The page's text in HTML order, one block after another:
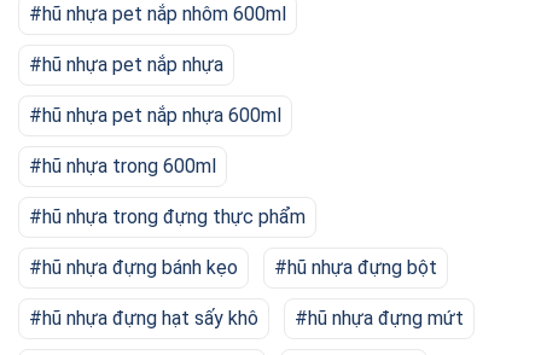
hũ nhựa pet nắp nhôm 600ml
hũ nhựa pet nắp nhựa
hũ nhựa pet nắp nhựa 600ml
hũ nhựa trong 600ml
hũ nhựa trong đựng thực phẩm
hũ nhựa đựng bánh kẹo hũ nhựa đựng bột
hũ nhựa đựng hạt sấy khô hũ nhựa đựng mứt